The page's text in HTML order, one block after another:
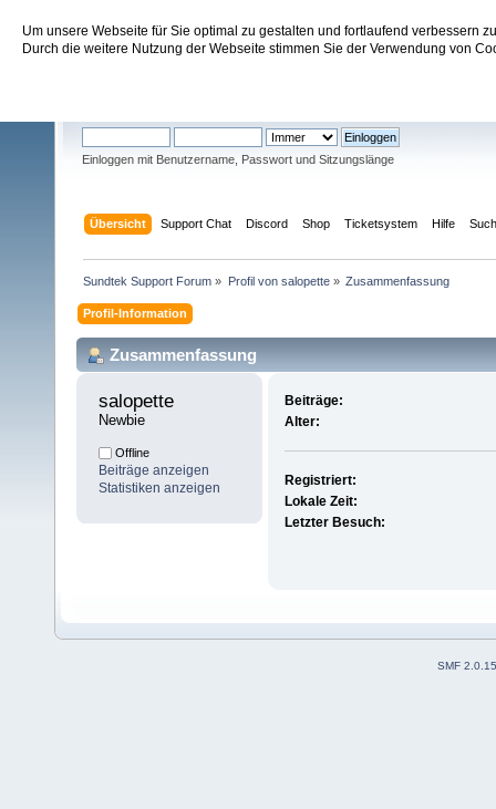
Um unsere Webseite für Sie optimal zu gestalten und fortlaufend verbessern
Durch die weitere Nutzung der Webseite stimmen Sie der Verwendung von
Sundtek Support Forum
Einloggen mit Benutzername, Passwort und Sitzungslänge
Übersicht Support Chat Discord Shop Ticketsystem Hilfe
Sundtek Support Forum » Profil von salopette» Zusammenfassung
Profil-Information
Zusammenfassung
salopette
Newbie
Offline
Beiträge anzeigen
Statistiken anzeigen
Beiträge:
Alter:
Registriert:
Lokale Zeit:
Letzter Besuch:
SMF 2.0.15